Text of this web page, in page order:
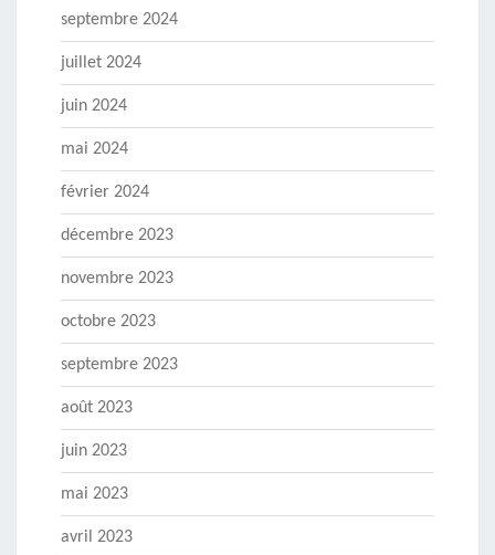
septembre 2024
juillet 2024
juin 2024
mai 2024
février 2024
décembre 2023
novembre 2023
octobre 2023
septembre 2023
août 2023
juin 2023
mai 2023
avril 2023